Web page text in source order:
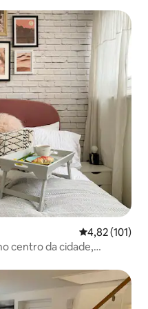
4,82 de uma
4,82 (101)
centro da cidade,
hóspedes